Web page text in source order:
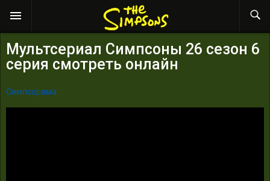
Мультсериал Симпсоны 26 сезон 6
серия смотреть онлайн
Симпсорама